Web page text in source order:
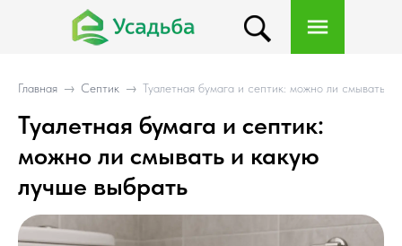
Главная → Септик → Туалетная бумага и септик: можно ли смывать и
Туалетная бумага и септик:
можно ли смывать и какую
лучше выбрать